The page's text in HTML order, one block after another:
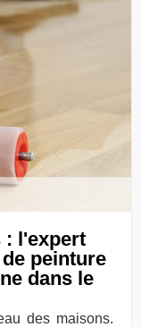
: l'expert
peinture
dans le
des maisons.